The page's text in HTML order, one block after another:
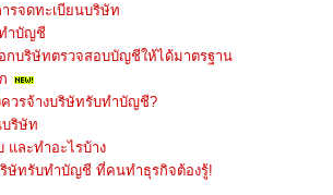
รจดทะเบียนบริษัท
ำบัญชี
อกบริษัทตรวจสอบบัญชีให้ได้มาตรฐาน
วรจ้างบริษัทรับทำบัญชี?
บริษัท
ละทำอะไรบ้าง
ษัทรับทำบัญชี ที่คนทำธุรกิจต้องรู้!